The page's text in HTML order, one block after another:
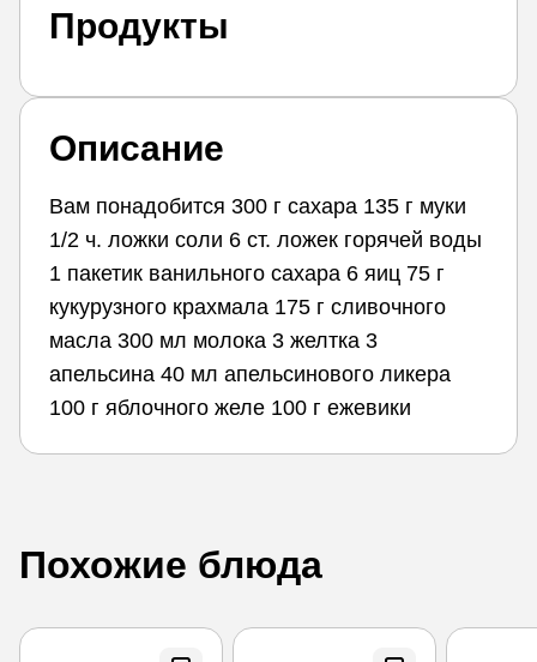
Продукты
Описание
Вам понадобится 300 г сахара 135 г муки
1/2 ч. ложки соли 6 ст. ложек горячей воды
1 пакетик ванильного сахара 6 яиц 75 г
кукурузного крахмала 175 г сливочного
масла 300 мл молока 3 желтка 3
апельсина 40 мл апельсинового ликера
100 г яблочного желе 100 г ежевики
Похожие блюда